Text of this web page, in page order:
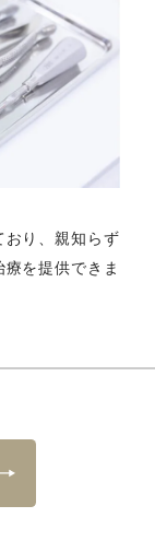
おり、親知らず
を提供できま